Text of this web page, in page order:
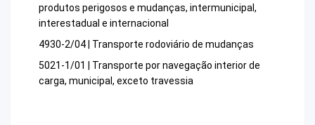
produtos perigosos e mudanças, intermunicipal,
interestadual e internacional
4930-2/04 | Transporte rodoviário de mudanças
5021-1/01 | Transporte por navegação interior de
carga, municipal, exceto travessia